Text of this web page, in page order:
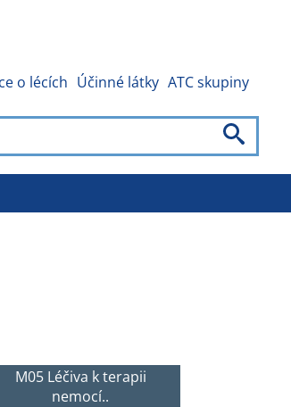
o lécích Účinné látky ATC skupiny
M05 Léčiva k terapii
nemocí..